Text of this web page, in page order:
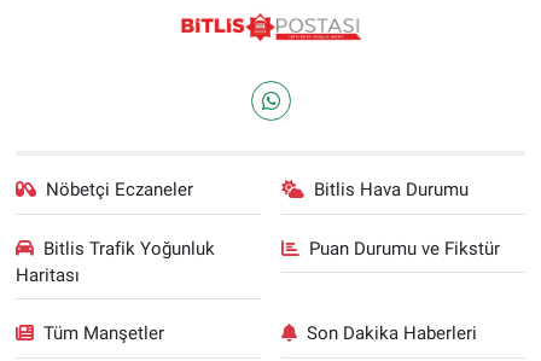
Nöbetçi Eczaneler Bitlis Hava Durumu
Bitlis Trafik Yoğunluk
Haritası
Puan Durumu ve Fikstür
Tüm Manşetler Son Dakika Haberleri